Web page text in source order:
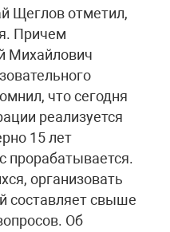
Щеглов отметил,
Причем
Михайлович
что сегодня
реализуется
15 лет
прорабатывается.
организовать
составляет свыше
Об